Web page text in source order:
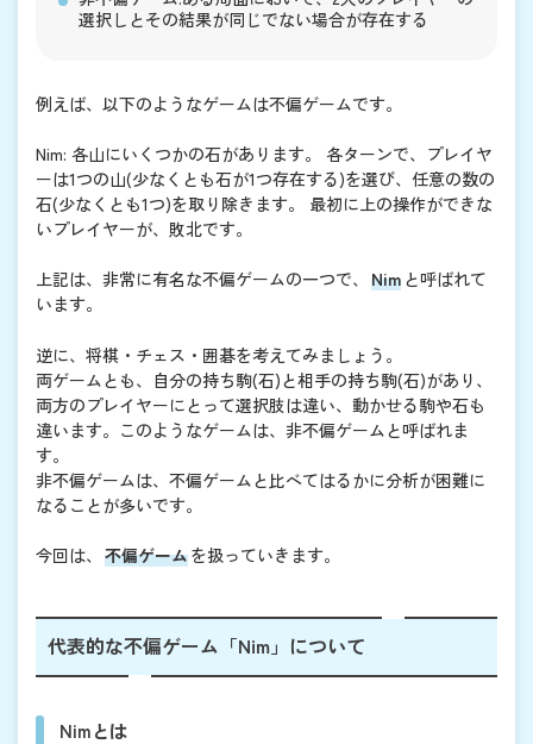
選択しとその結果が同じでない場合が存在する
例えば、以下のようなゲームは不偏ゲームです。
Nim: 各山にいくつかの石があります。 各ターンで、プレイヤ
ーは1つの山(少なくとも石が1つ存在する)を選び、任意の数の
石(少なくとも1つ)を取り除きます。 最初に上の操作ができな
いプレイヤーが、敗北です。
上記は、非常に有名な不偏ゲームの一つで、 Nim と呼ばれて
います。
逆に、将棋・チェス・囲碁を考えてみましょう。
両ゲームとも、自分の持ち駒(石)と相手の持ち駒(石)があり、
両方のプレイヤーにとって選択肢は違い、動かせる駒や石も
違います。このようなゲームは、非不偏ゲームと呼ばれま
す。
非不偏ゲームは、不偏ゲームと比べてはるかに分析が困難に
なることが多いです。
今回は、 不偏ゲームを扱っていきます。
代表的な不偏ゲーム「Nim」について
Nimとは